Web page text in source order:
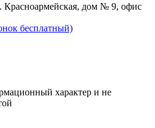
Красноармейская, дом № 9, офис
бесплатный)
характер и не